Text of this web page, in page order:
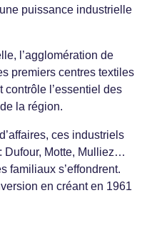
puissance industrielle
l’agglomération de
premiers centres textiles
contrôle l’essentiel des
la région.
ces industriels
Dufour, Motte, Mulliez…
familiaux s’effondrent.
en créant en 1961